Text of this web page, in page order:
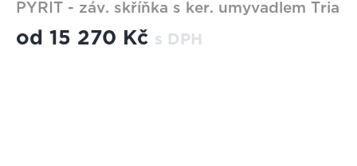
PYRIT - záv. skříňka s ker. umyvadlem Tria
od 15 270 Kč s DPH